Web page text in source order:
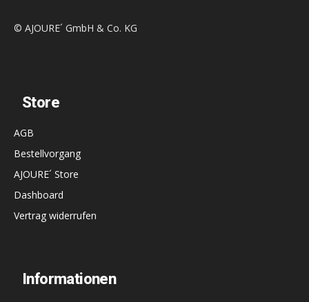
© AJOURE´ GmbH & Co. KG
Store
AGB
Bestellvorgang
AJOURE´ Store
Dashboard
Vertrag widerrufen
Informationen